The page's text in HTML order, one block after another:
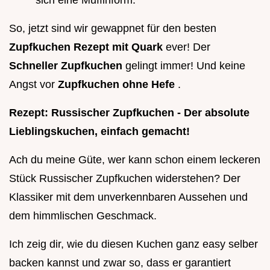
So, jetzt sind wir gewappnet für den besten
Zupfkuchen Rezept mit Quark ever! Der
Schneller Zupfkuchen gelingt immer! Und keine
Angst vor Zupfkuchen ohne Hefe .
Rezept: Russischer Zupfkuchen - Der absolute
Lieblingskuchen, einfach gemacht!
Ach du meine Güte, wer kann schon einem leckeren
Stück Russischer Zupfkuchen widerstehen? Der
Klassiker mit dem unverkennbaren Aussehen und
dem himmlischen Geschmack.
Ich zeig dir, wie du diesen Kuchen ganz easy selber
backen kannst und zwar so, dass er garantiert